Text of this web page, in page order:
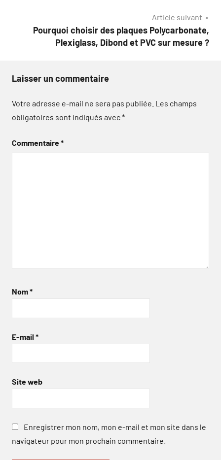
Article suivant
Pourquoi choisir des plaques Polycarbonate,
Plexiglass, Dibond et PVC sur mesure ?
Laisser un commentaire
Votre adresse e-mail ne sera pas publiée. Les champs
obligatoires sont indiqués avec*
Commentaire*
Nom*
E-mail *
Site web
Enregistrer mon nom, mon e-mail et mon site dans le
navigateur pour mon prochain commentaire.